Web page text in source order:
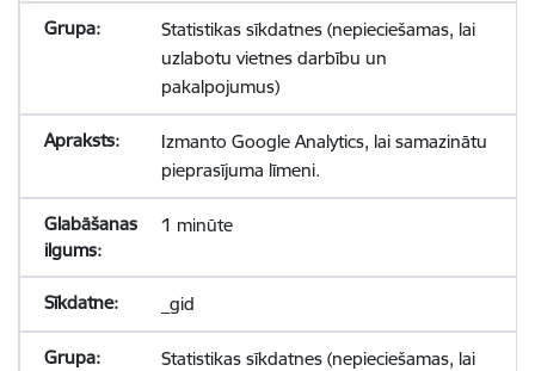
Statistikas sīkdatnes (nepieciešamas, lai
uzlabotu vietnes darbību un
pakalpojumus)
Izmanto Google Analytics, lai samazinātu
pieprasījuma līmeni.
1 minūte
_gid
Statistikas sīkdatnes (nepieciešamas, lai